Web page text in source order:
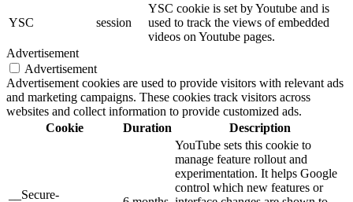
YSC session
YSC cookie is set by Youtube and is
used to track the views of embedded
videos on Youtube pages.
Advertisement
Advertisement
Advertisement cookies are used to provide visitors with relevant ads
and marketing campaigns. These cookies track visitors across
websites and collect information to provide customized ads.
Cookie
Duration Description
__Secure-
YouTube sets this cookie to
manage feature rollout and
experimentation. It helps Google
control which new features or